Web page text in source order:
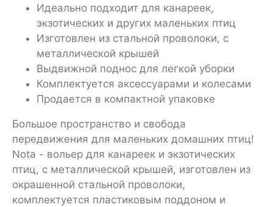
Идеально подходит для канареек,
экзотических и других маленьких птиц
Изготовлен из стальной проволоки, с
металлической крышей
Выдвижной поднос для легкой уборки
Комплектуется аксессуарами и колесами
Продается в компактной упаковке
Большое пространство и свобода
передвижения для маленьких домашних птиц!
Nota - вольер для канареек и экзотических
птиц, с металлической крышей, изготовлен из
окрашенной стальной проволоки,
комплектуется пластиковым поддоном и